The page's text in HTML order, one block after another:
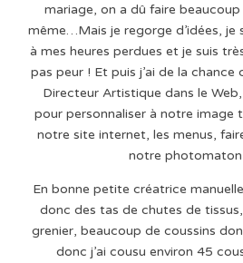
mariage, on a dû faire
même…Mais je regorge d’idées, je
à mes heures perdues et je suis
pas peur ! Et puis j’ai de la
Directeur Artistique dans le
pour personnaliser à notre image
notre site internet, les menus,
notre
En bonne petite créatrice
donc des tas de chutes de
grenier, beaucoup de coussins
donc j’ai cousu environ 45